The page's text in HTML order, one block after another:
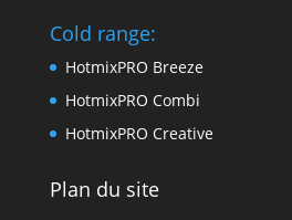
Cold range:
HotmixPRO Breeze
HotmixPRO Combi
HotmixPRO Creative
Plan du site